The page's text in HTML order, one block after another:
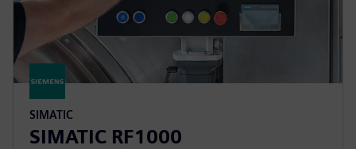
SIMATIC
SIMATIC RF1000